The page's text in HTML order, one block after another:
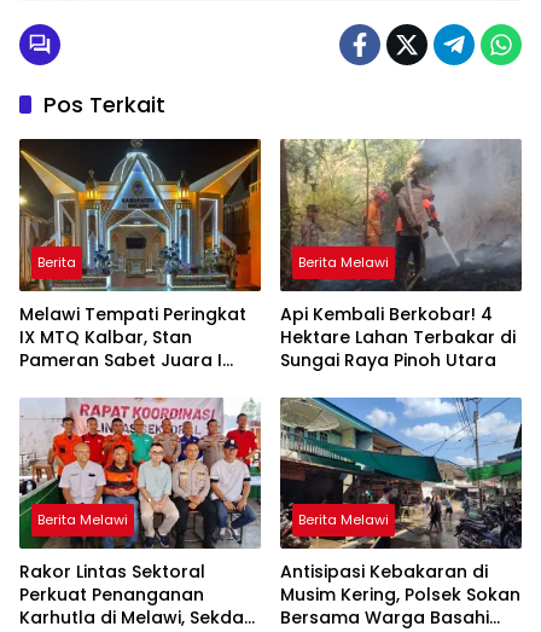
Pos Terkait
Berita
Melawi Tempati Peringkat
IX MTQ Kalbar, Stan
Pameran Sabet Juara I
Berita Melawi
Api Kembali Berkobar! 4
Hektare Lahan Terbakar di
Sungai Raya Pinoh Utara
Berita Melawi
Rakor Lintas Sektoral
Perkuat Penanganan
Karhutla di Melawi, Sekda
Berita Melawi
Antisipasi Kebakaran di
Musim Kering, Polsek Sokan
Bersama Warga Basahi